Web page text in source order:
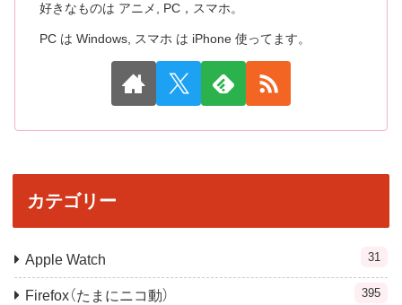
好きなものは アニメ, PC，スマホ。
PC は Windows, スマホ は iPhone 使ってます。
カテゴリー
Apple Watch 31
Firefox（たまにニコ動） 395